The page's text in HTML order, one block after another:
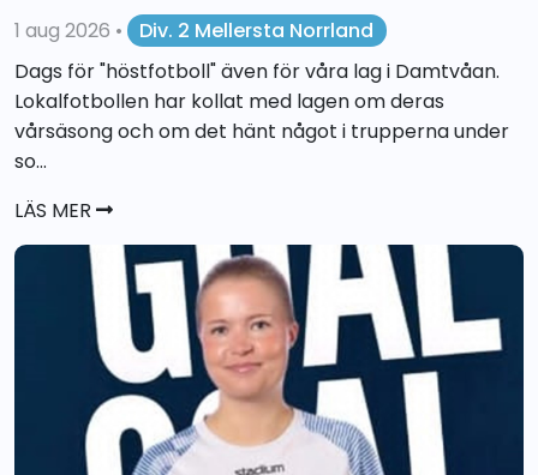
1 aug 2026 •
Div. 2 Mellersta Norrland
Dags för "höstfotboll" även för våra lag i Damtvåan.
Lokalfotbollen har kollat med lagen om deras
vårsäsong och om det hänt något i trupperna under
so...
LÄS MER